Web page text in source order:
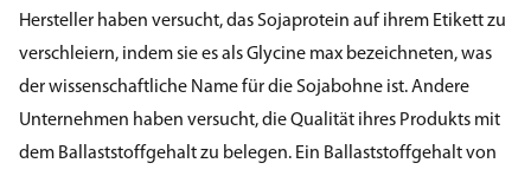
Hersteller haben versucht, das Sojaprotein auf ihrem Etikett zu
verschleiern, indem sie es als Glycine max bezeichneten, was
der wissenschaftliche Name für die Sojabohne ist. Andere
Unternehmen haben versucht, die Qualität ihres Produkts mit
dem Ballaststoffgehalt zu belegen. Ein Ballaststoffgehalt von